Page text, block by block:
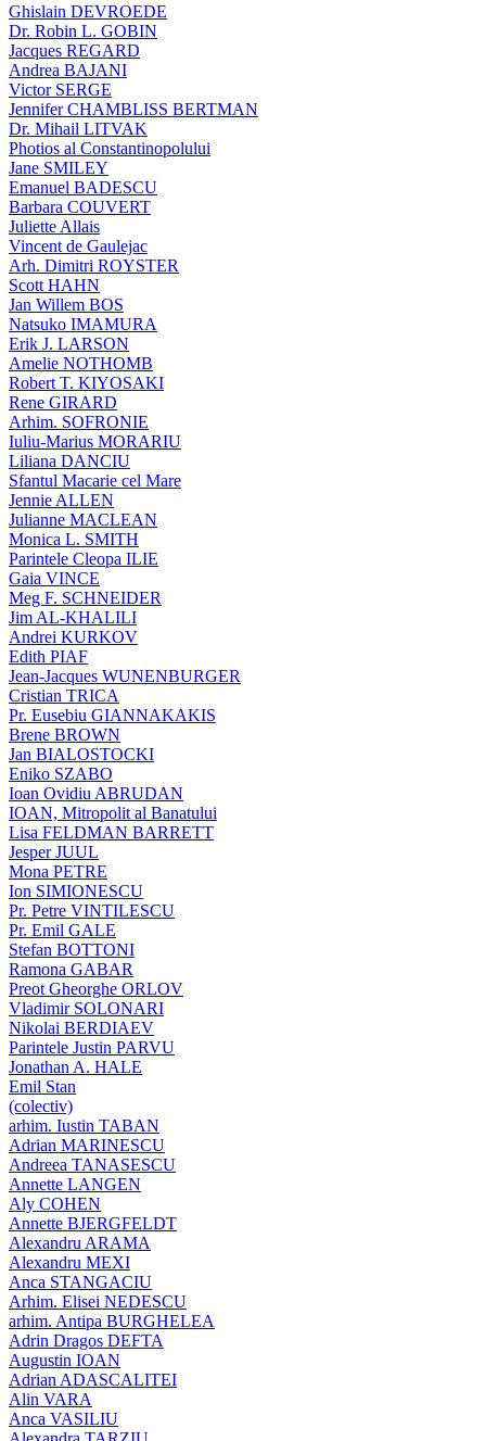
Ghislain DEVROEDE
Dr. Robin L. GOBIN
Jacques REGARD
Andrea BAJANI
Victor SERGE
Jennifer CHAMBLISS BERTMAN
Dr. Mihail LITVAK
Photios al Constantinopolului
Jane SMILEY
Emanuel BADESCU
Barbara COUVERT
Juliette Allais
Vincent de Gaulejac
Arh. Dimitri ROYSTER
Scott HAHN
Jan Willem BOS
Natsuko IMAMURA
Erik J. LARSON
Amelie NOTHOMB
Robert T. KIYOSAKI
Rene GIRARD
Arhim. SOFRONIE
Iuliu-Marius MORARIU
Liliana DANCIU
Sfantul Macarie cel Mare
Jennie ALLEN
Julianne MACLEAN
Monica L. SMITH
Parintele Cleopa ILIE
Gaia VINCE
Meg F. SCHNEIDER
Jim AL-KHALILI
Andrei KURKOV
Edith PIAF
Jean-Jacques WUNENBURGER
Cristian TRICA
Pr. Eusebiu GIANNAKAKIS
Brene BROWN
Jan BIALOSTOCKI
Eniko SZABO
Ioan Ovidiu ABRUDAN
IOAN, Mitropolit al Banatului
Lisa FELDMAN BARRETT
Jesper JUUL
Mona PETRE
Ion SIMIONESCU
Pr. Petre VINTILESCU
Pr. Emil GALE
Stefan BOTTONI
Ramona GABAR
Preot Gheorghe ORLOV
Vladimir SOLONARI
Nikolai BERDIAEV
Parintele Justin PARVU
Jonathan A. HALE
Emil Stan
(colectiv)
arhim. Iustin TABAN
Adrian MARINESCU
Andreea TANASESCU
Annette LANGEN
Aly COHEN
Annette BJERGFELDT
Alexandru ARAMA
Alexandru MEXI
Anca STANGACIU
Arhim. Elisei NEDESCU
arhim. Antipa BURGHELEA
Adrin Dragos DEFTA
Augustin IOAN
Adrian ADASCALITEI
Alin VARA
Anca VASILIU